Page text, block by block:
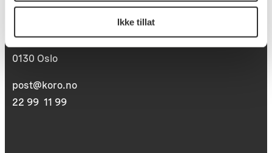
Ikke tillat
St. Olavs plass
0130 Oslo
post@koro.no
22 99 11 99